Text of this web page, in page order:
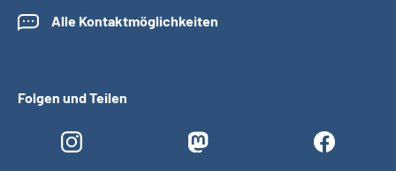
Alle Kontaktmöglichkeiten
Folgen und Teilen